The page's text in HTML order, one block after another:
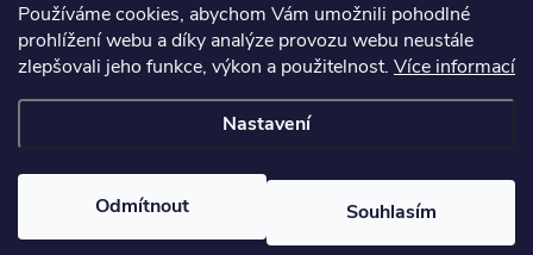
Používáme cookies, abychom Vám umožnili pohodlné
prohlížení webu a díky analýze provozu webu neustále
zlepšovali jeho funkce, výkon a použitelnost. Více informací
Nastavení
Odmítnout Souhlasím
Přijímáme online platby
Český Šperk. Všechna práva vyhrazena.